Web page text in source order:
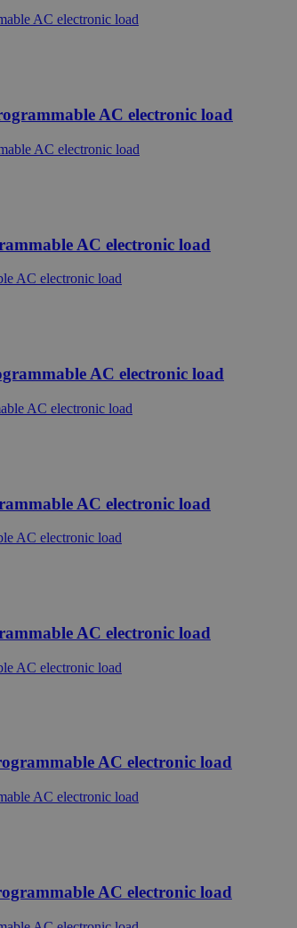
AC electronic load
AC electronic load
AC electronic load
AC electronic load
AC electronic load
AC electronic load
AC electronic load